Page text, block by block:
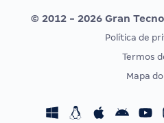
CONCURSOS POR PROFISSÃO
Concursos Fiscais
© 2012 - 2026 Gran
Política de
Termos
Mapa